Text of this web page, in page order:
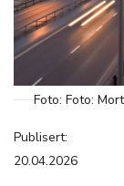
Foto: Foto:
Publisert:
20.04.2026